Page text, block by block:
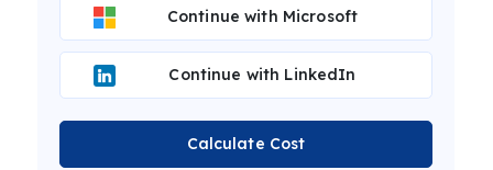
Continue with Microsoft
Continue with LinkedIn
Calculate Cost